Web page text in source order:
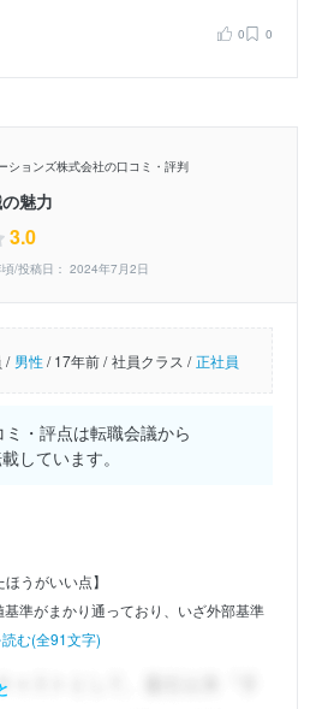
0 0
ションズ株式会社の口コミ・評判
魅力
3.0
/投稿日： 2024年7月2日
/ 男性/17年前 / 社員クラス / 正社員
・評点は転職会議から
しています。
うがいい点】
準がまかり通っており、いざ外部基準
む(全91文字)